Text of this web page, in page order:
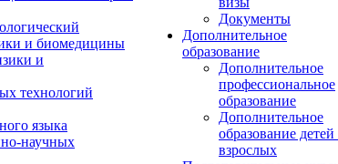
и биомедицины
и
технологий
языка
научных
Документы
Дополнительное
образование
Дополнительное
профессиональное
образование
Дополнительное
образование детей
взрослых